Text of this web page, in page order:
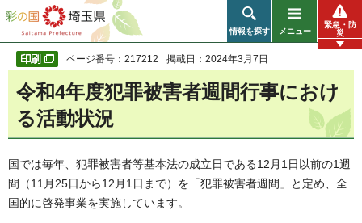
彩の国 埼玉県
情報を探す メニュー
緊急・防
災
ページ番号：217212 掲載日：2024年3月7日
令和4年度犯罪被害者週間行事におけ
る活動状況
国では毎年、犯罪被害者等基本法の成立日である12月1日以前の1週
間（11月25日から12月1日まで）を「犯罪被害者週間」と定め、全
国的に啓発事業を実施しています。